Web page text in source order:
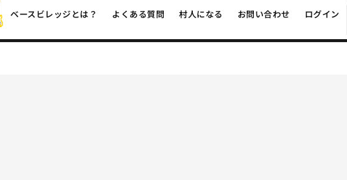
ベースビレッジとは？ よくある質問 村人になる お問い合わせ ログイン